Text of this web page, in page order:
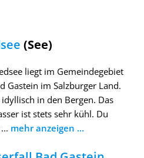
(See)
liegt im Gemeindegebiet
Gastein im Salzburger Land.
idyllisch in den Bergen. Das
ist stets sehr kühl. Du
mehr anzeigen ...